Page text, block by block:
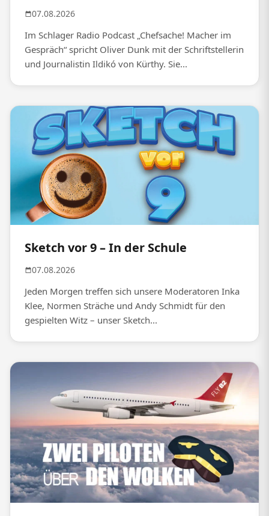
07.08.2026
Im Schlager Radio Podcast „Chefsache! Macher im
Gespräch“ spricht Oliver Dunk mit der Schriftstellerin
und Journalistin Ildikó von Kürthy. Sie...
Sketch vor 9 – In der Schule
07.08.2026
Jeden Morgen treffen sich unsere Moderatoren Inka
Klee, Normen Sträche und Andy Schmidt für den
gespielten Witz – unser Sketch...